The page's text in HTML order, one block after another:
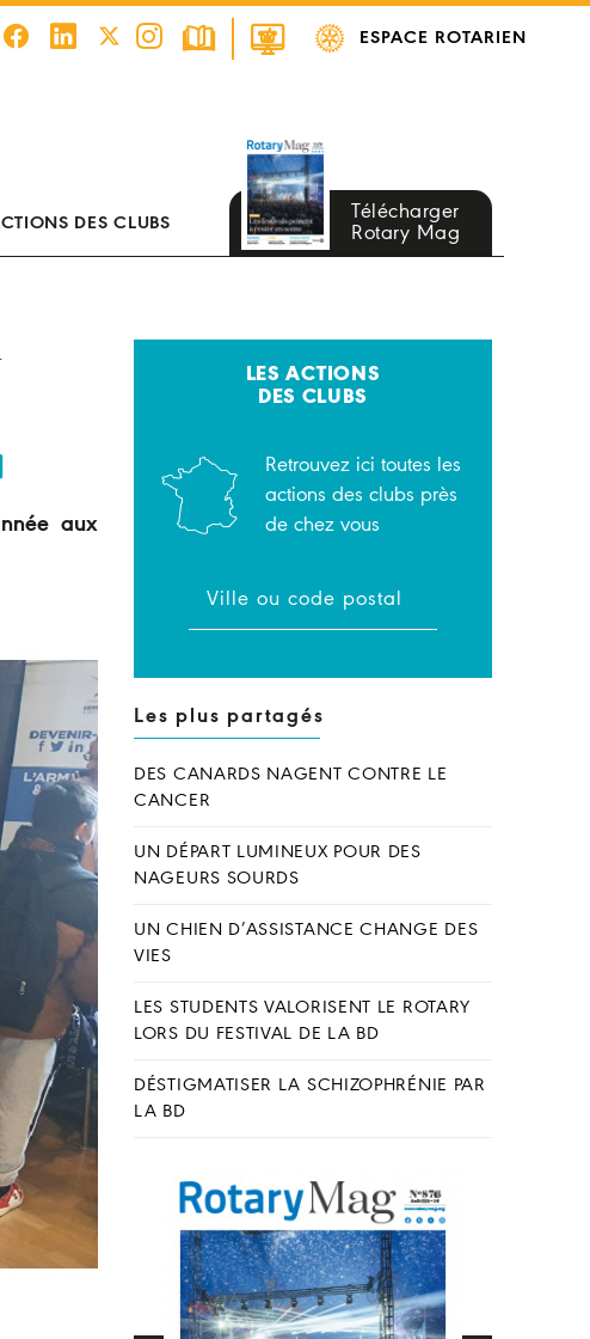
ESPACE ROTARIEN
DES CLUBS
Télécharger
Rotary Mag
aux
LES ACTIONS
DES CLUBS
Retrouvez ici toutes les
actions des clubs près
de chez vous
Les plus partagés
DES CANARDS NAGENT CONTRE LE
CANCER
UN DÉPART LUMINEUX POUR DES
NAGEURS SOURDS
UN CHIEN D’ASSISTANCE CHANGE DES
VIES
LES STUDENTS VALORISENT LE ROTARY
LORS DU FESTIVAL DE LA BD
DÉSTIGMATISER LA SCHIZOPHRÉNIE PAR
LA BD